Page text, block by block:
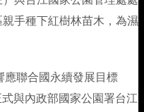
通知
合保險
手種下紅樹林苗木，為濕
應聯合國永續發展目標
與內政部國家公園署台江